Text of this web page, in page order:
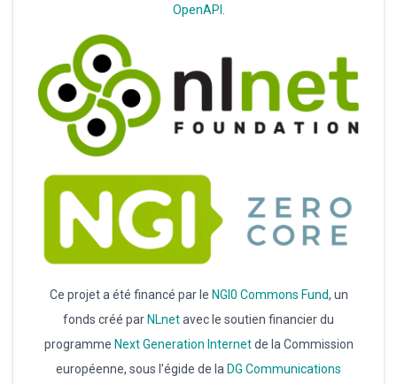
OpenAPI
Ce projet a été financé par le NGI0 Commons Fund, un
fonds créé par NLnetavec le soutien financier du
programme Next Generation Internetde la Commission
européenne, sous l’égide de la DG Communications